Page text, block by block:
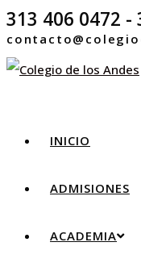
313 406 0472 -
INICIO
ADMISIONES
ACADEMIA